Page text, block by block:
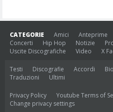
CATEGORIE Amici Anteprime
Concerti
Hip Hop Notizie
Uscite Discografiche
Video X
Testi Discografie Accordi
Traduzioni
Ultimi
Privacy Policy Youtube Terms of
Change privacy settings